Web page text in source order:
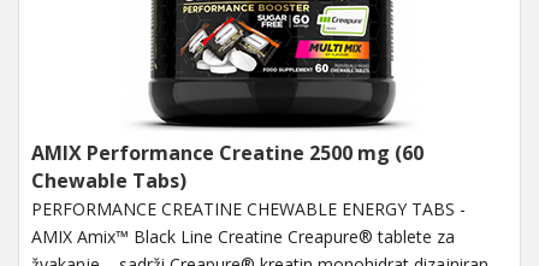
AMIX Performance Creatine 2500 mg (60
Chewable Tabs)
PERFORMANCE CREATINE CHEWABLE ENERGY TABS -
AMIX Amix™ Black Line Creatine Creapure® tablete za